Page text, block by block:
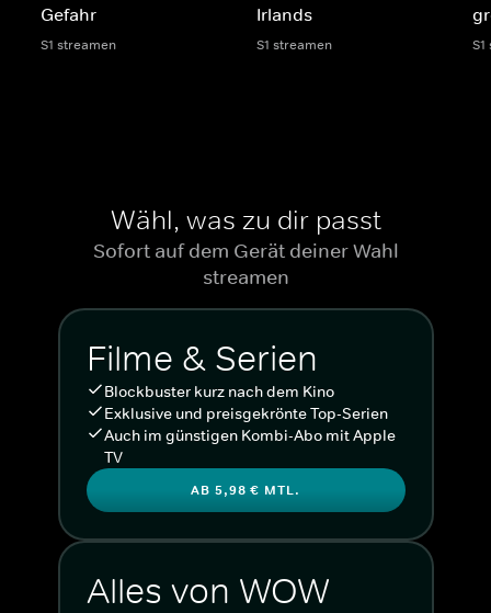
Gefahr
S1 streamen
Irlands
S1 streamen
Wähl, was zu dir passt
Sofort auf dem Gerät deiner Wahl
streamen
Filme & Serien
Blockbuster kurz nach dem Kino
Exklusive und preisgekrönte Top-Serien
Auch im günstigen Kombi-Abo mit Apple
TV
AB 5,98 € MTL.
Alles von WOW